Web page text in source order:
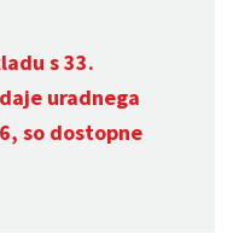
s 33.
uradnega
so dostopne